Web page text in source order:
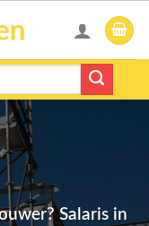
Salaris in